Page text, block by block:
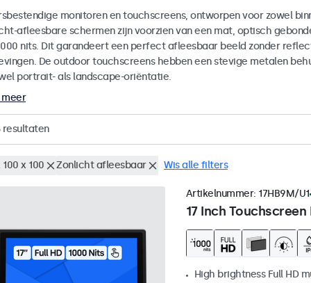
monitoren en touchscreens, ontworpen voor zowel
afleesbare schermen zijn voorzien van een mat, optisch
nits. Dit garandeert een perfect afleesbaar beeld zonder
De outdoor touchscreens hebben een stevige metalen
portrait- als landscape-oriëntatie.
meer
resultaten
100 x 100 Zonlicht afleesbaar Wis alle filters
17 Inch
Artikelnummer: 17HB9M/U1
High brightness Full HD